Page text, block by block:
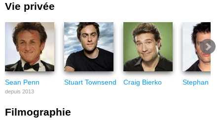
Vie privée
Sean Penn
depuis 2013
Stuart Townsend Craig Bierko Stephan
Filmographie